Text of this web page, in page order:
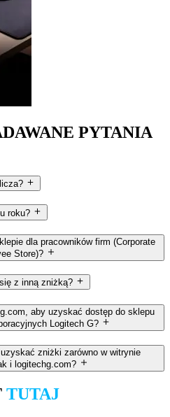
PYTANIA
roku?
dla pracowników firm (Corporate
Store)?
z inną zniżką?
aby uzyskać dostęp do sklepu
Logitech G?
zniżki zarówno w witrynie
i logitechg.com?
TUTAJ